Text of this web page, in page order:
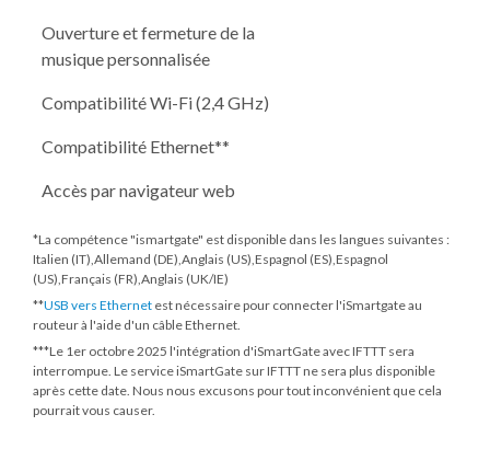
Ouverture et fermeture de la
musique personnalisée
Compatibilité Wi-Fi (2,4 GHz)
Compatibilité Ethernet**
Accès par navigateur web
*La compétence "ismartgate" est disponible dans les langues suivantes :
Italien (IT),Allemand (DE),Anglais (US),Espagnol (ES),Espagnol
(US),Français (FR),Anglais (UK/IE)
**USB vers Ethernet est nécessaire pour connecter l'iSmartgate au
routeur à l'aide d'un câble Ethernet.
***Le 1er octobre 2025 l'intégration d'iSmartGate avec IFTTT sera
interrompue. Le service iSmartGate sur IFTTT ne sera plus disponible
après cette date. Nous nous excusons pour tout inconvénient que cela
pourrait vous causer.